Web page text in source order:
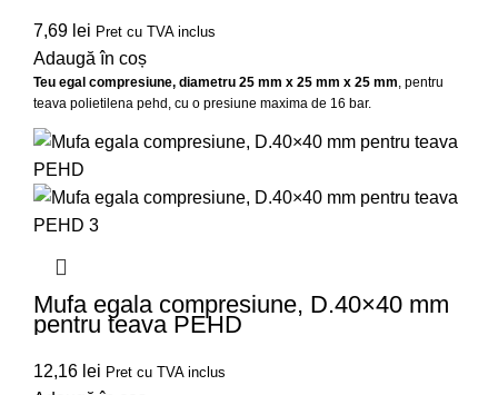
7,69 lei Pret cu TVA inclus
Adaugă în coș
Teu egal compresiune, diametru 25 mm x 25 mm x 25 mm, pentru
teava polietilena pehd, cu o presiune maxima de 16 bar.
Mufa egala compresiune, D.40×40 mm
pentru teava PEHD
12,16 lei Pret cu TVA inclus